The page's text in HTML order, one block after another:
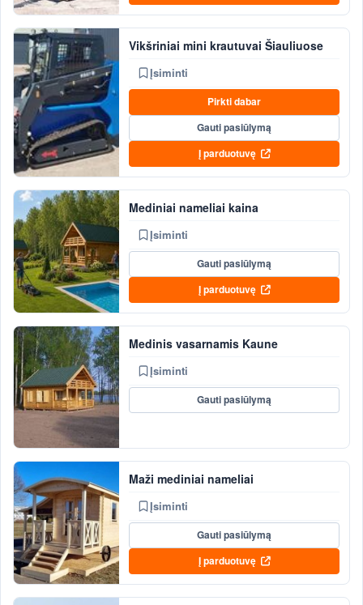
Vikšriniai mini krautuvai Šiauliuose
Įsiminti
Pirkti dabar
Gauti pasiūlymą
Į parduotuvę
Mediniai nameliai kaina
Įsiminti
Gauti pasiūlymą
Į parduotuvę
Medinis vasarnamis Kaune
Įsiminti
Gauti pasiūlymą
Maži mediniai nameliai
Įsiminti
Gauti pasiūlymą
Į parduotuvę